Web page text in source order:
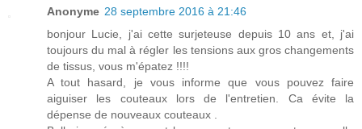
Anonyme 28 septembre 2016 à 21:46
bonjour Lucie, j'ai cette surjeteuse depuis 10 ans et, j'ai
toujours du mal à régler les tensions aux gros changements
de tissus, vous m'épatez !!!!
A tout hasard, je vous informe que vous pouvez faire
aiguiser les couteaux lors de l'entretien. Ca évite la
dépense de nouveaux couteaux .